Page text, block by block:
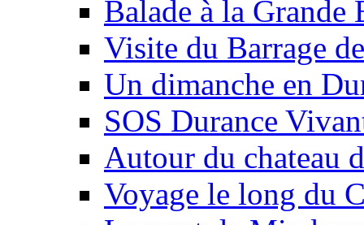
Balade à la Grande
Visite du Barrage
Un dimanche en
SOS Durance
Autour du chateau
Voyage le long du